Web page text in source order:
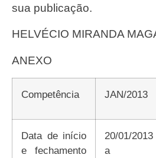
sua publicação.
HELVÉCIO MIRANDA
ANEXO
Competência JAN/2013
Data de início
e fechamento
20/01/2013
a